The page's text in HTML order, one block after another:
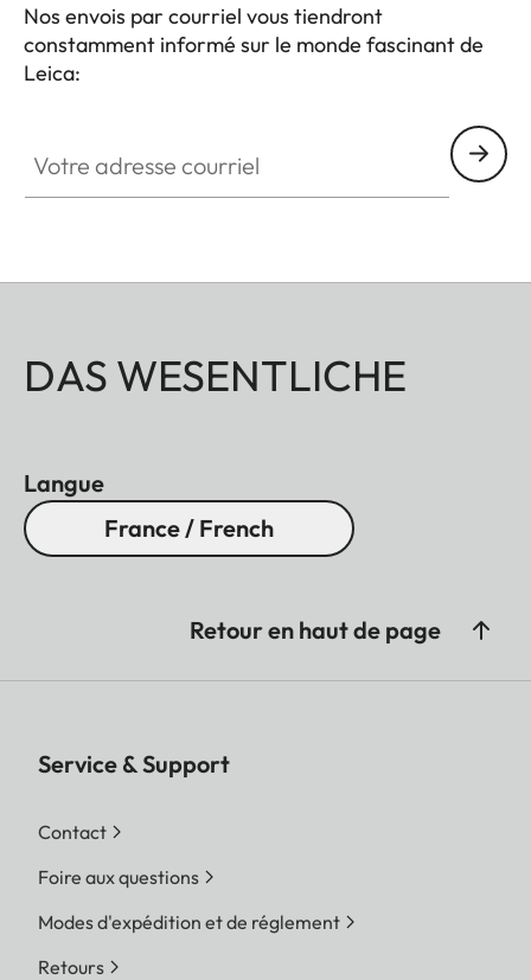
Nos envois par courriel vous tiendront
constamment informé sur le monde fascinant de
Leica:
DAS WESENTLICHE
Langue
France / French
Retour en haut de page
Service & Support
Contact
Foire aux questions
Modes d'expédition et de réglement
Retours